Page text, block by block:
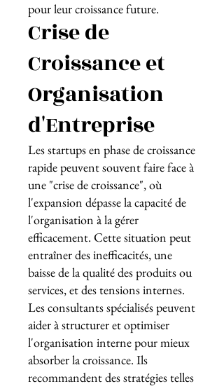
pour leur croissance future.
Crise de
Croissance et
Organisation
d'Entreprise
Les startups en phase de croissance
rapide peuvent souvent faire face à
une "crise de croissance", où
l'expansion dépasse la capacité de
l'organisation à la gérer
efficacement. Cette situation peut
entraîner des inefficacités, une
baisse de la qualité des produits ou
services, et des tensions internes.
Les consultants spécialisés peuvent
aider à structurer et optimiser
l'organisation interne pour mieux
absorber la croissance. Ils
recommandent des stratégies telles